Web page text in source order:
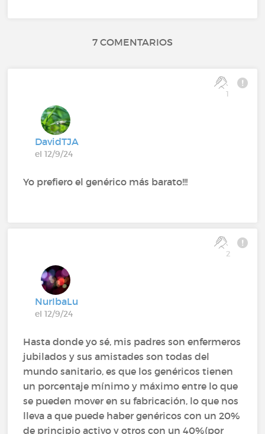
7 COMENTARIOS
1
DavidTJA
el 12/9/24
Yo prefiero el genérico más barato!!!
2
NurIbaLu
el 12/9/24
Hasta donde yo sé, mis padres son enfermeros
jubilados y sus amistades son todas del
mundo sanitario, es que los genéricos tienen
un porcentaje mínimo y máximo entre lo que
se pueden mover en su fabricación, lo que nos
lleva a que puede haber genéricos con un 20%
de principio activo y otros con un 40%(por